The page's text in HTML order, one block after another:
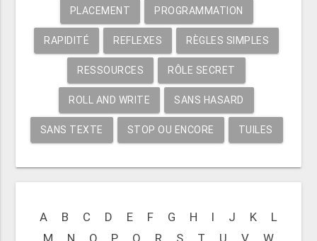
PLACEMENT PROGRAMMATION
RAPIDITÉ REFLEXES RÈGLES SIMPLES
RESSOURCES RÔLE SECRET
ROLL AND WRITE SANS HASARD
SANS TEXTE STOP OU ENCORE TUILES
A B C D E F G H I J K
L